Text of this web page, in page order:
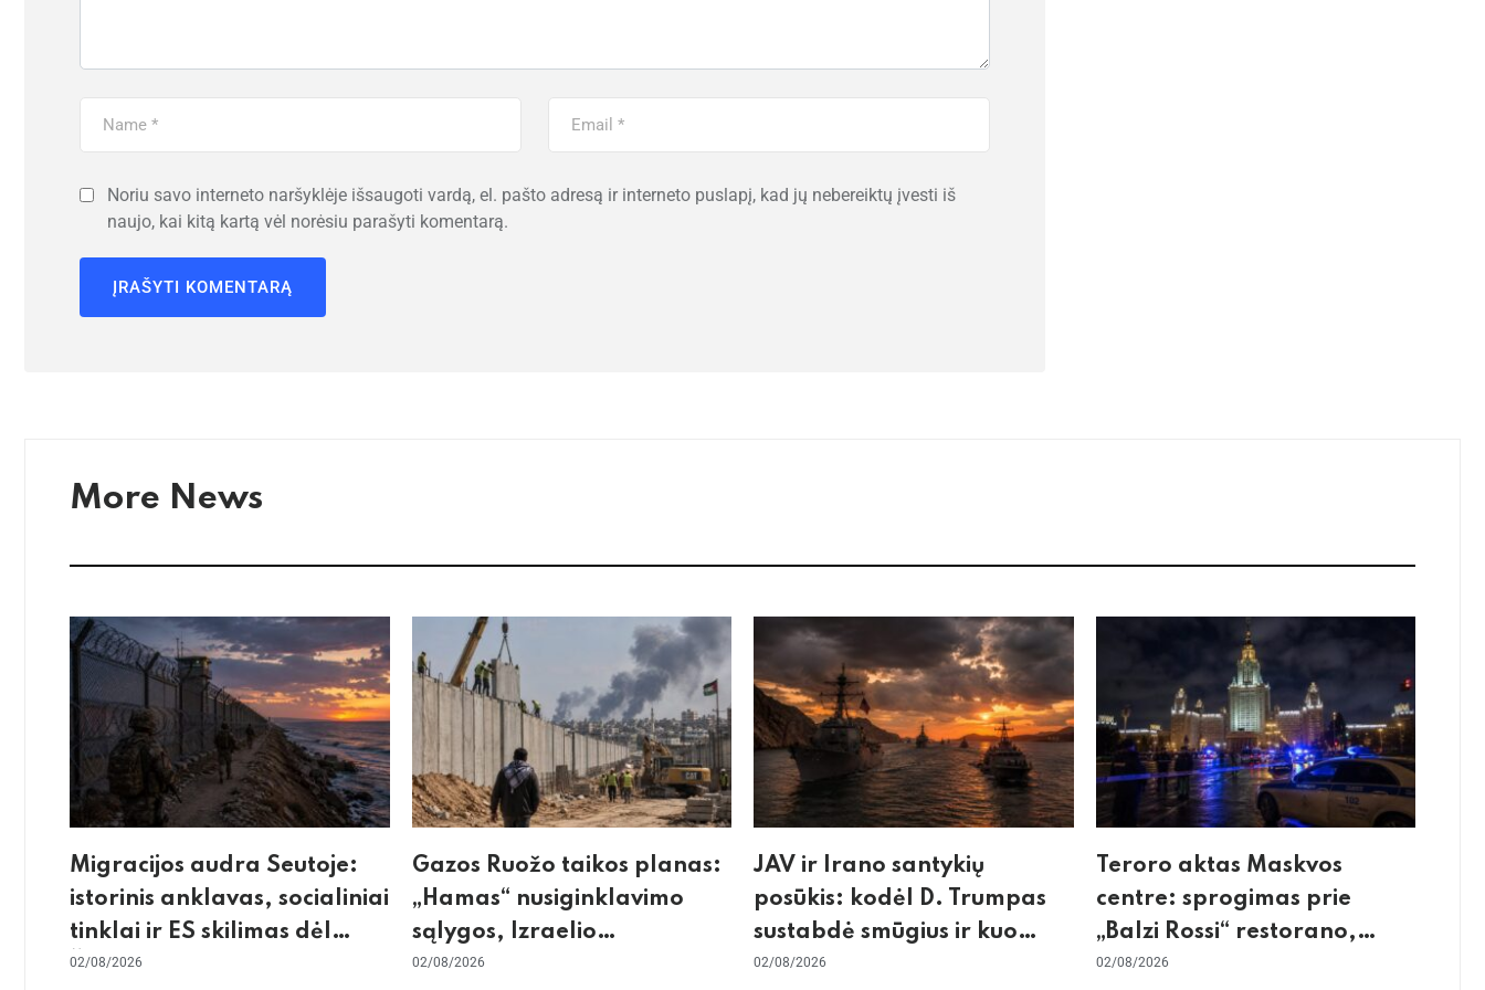
Noriu savo interneto naršyklėje išsaugoti vardą, el. pašto adresą ir interneto puslapį, kad jų nebereiktų įvesti iš
naujo, kai kitą kartą vėl norėsiu parašyti komentarą.
More News
Migracijos audra Seutoje:
istorinis anklavas, socialiniai
tinklai ir ES skilimas dėl
Šengeno zonos
02/08/2026
Gazos Ruožo taikos planas:
„Hamas“ nusiginklavimo
sąlygos, Izraelio
skepticizmas ir ES nerimas
02/08/2026
JAV ir Irano santykių
posūkis: kodėl D. Trumpas
sustabdė smūgius ir kuo
rizikuoja pasaulio
02/08/2026
Teroro aktas Maskvos
centre: sprogimas prie
„Balzi Rossi“ restorano,
mirtininkės apgulė ir tikrieji
02/08/2026